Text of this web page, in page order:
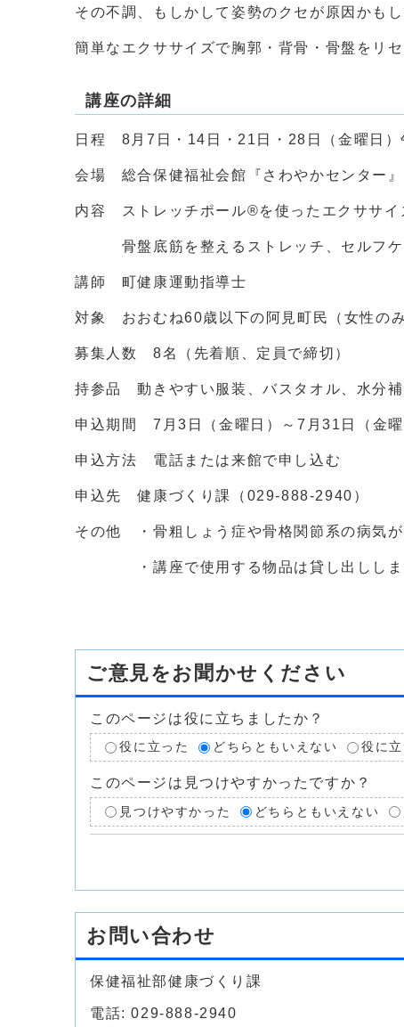
その不調、もしかして姿勢のクセが原因かもし
簡単なエクササイズで胸郭・背骨・骨盤をリ
講座の詳細
日程 8月7日・14日・21日・28日（金曜日）
会場 総合保健福祉会館『さわやかセンター』
内容 ストレッチポール®を使ったエクササイ
骨盤底筋を整えるストレッチ、セルフ
講師 町健康運動指導士
対象 おおむね60歳以下の阿見町民（女性のみ
募集人数 8名（先着順、定員で締切）
持参品 動きやすい服装、バスタオル、水分
申込期間 7月3日（金曜日）～7月31日（金曜
申込方法 電話または来館で申し込む
申込先 健康づくり課（029-888-2940）
その他 ・骨粗しょう症や骨格関節系の病気
・講座で使用する物品は貸し出しします
ご意見をお聞かせください
このページは役に立ちましたか？
役に立った どちらともいえない 役に
このページは見つけやすかったですか？
見つけやすかった どちらともいえない
お問い合わせ
保健福祉部健康づくり課
電話: 029-888-2940